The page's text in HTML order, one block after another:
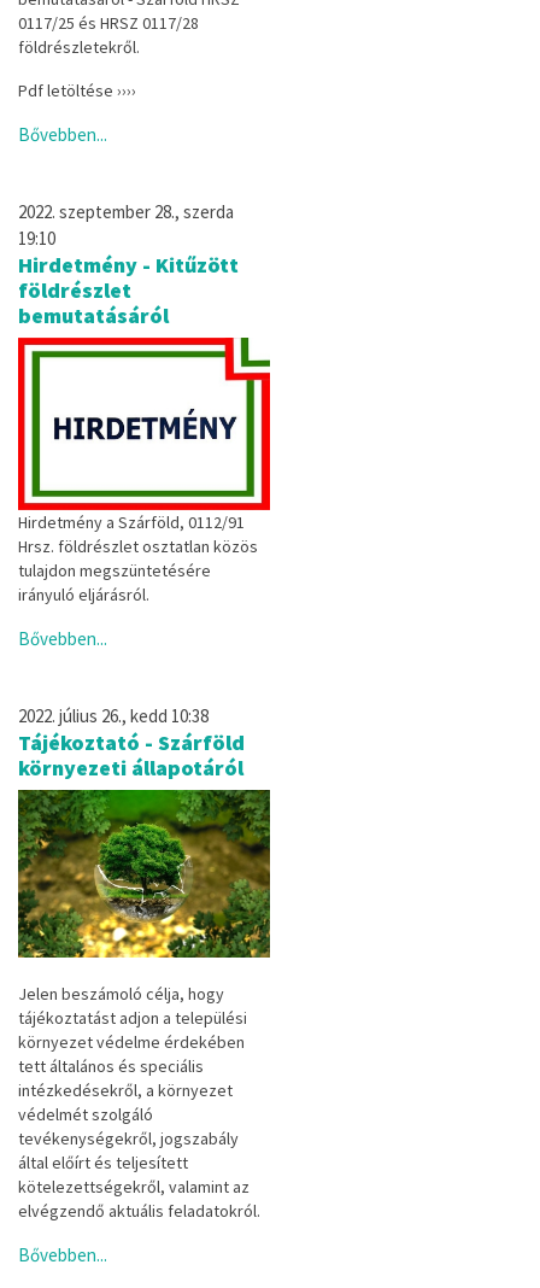
0117/25 és HRSZ 0117/28
földrészletekről.
Pdf letöltése ››››
Bővebben...
2022. szeptember 28., szerda
19:10
Hirdetmény - Kitűzött
földrészlet
bemutatásáról
Hirdetmény a Szárföld, 0112/91
Hrsz. földrészlet osztatlan közös
tulajdon megszüntetésére
irányuló eljárásról.
Bővebben...
2022. július 26., kedd 10:38
Tájékoztató - Szárföld
környezeti állapotáról
Jelen beszámoló célja, hogy
tájékoztatást adjon a települési
környezet védelme érdekében
tett általános és speciális
intézkedésekről, a környezet
védelmét szolgáló
tevékenységekről, jogszabály
általelőírt és teljesített
kötelezettségekről, valamint az
elvégzendő aktuális feladatokról.
Bővebben...